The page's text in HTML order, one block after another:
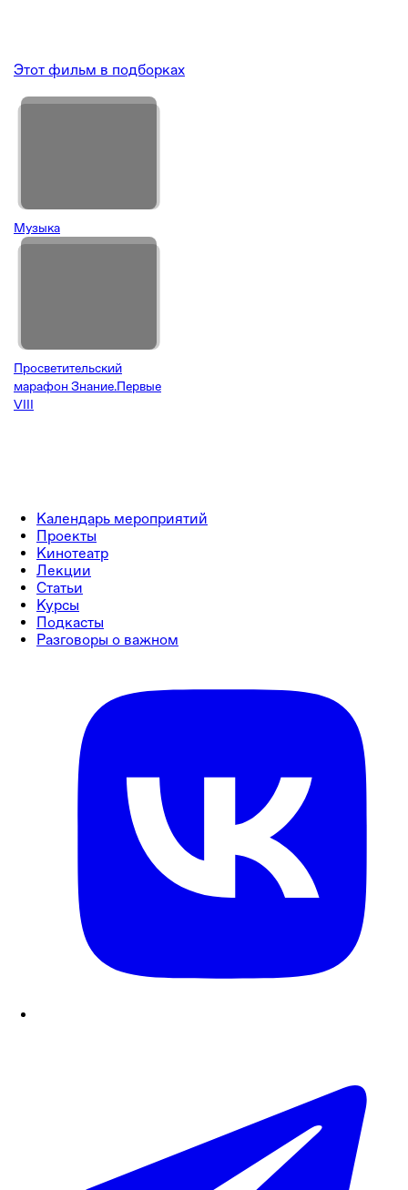
Этот фильм в подборках
Музыка
Просветительский
марафон Знание.Первые
VIII
Календарь мероприятий
Проекты
Кинотеатр
Лекции
Статьи
Курсы
Подкасты
Разговоры о важном